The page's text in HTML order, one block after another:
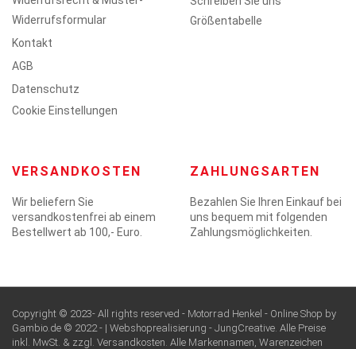
Widerrufsformular
Kontakt
AGB
Datenschutz
Cookie Einstellungen
Größentabelle
VERSANDKOSTEN
Wir beliefern Sie
versandkostenfrei ab einem
Bestellwert ab 100,- Euro.
ZAHLUNGSARTEN
Bezahlen Sie Ihren Einkauf bei
uns bequem mit folgenden
Zahlungsmöglichkeiten.
Copyright © 2023- All rights reserved - Motorrad Henkel - Online Shop by
Gambio.de © 2022 - | Webshoprealisierung - JungCreative. Alle Preise
inkl. MwSt. & zzgl. Versandkosten. Alle Markennamen, Warenzeichen